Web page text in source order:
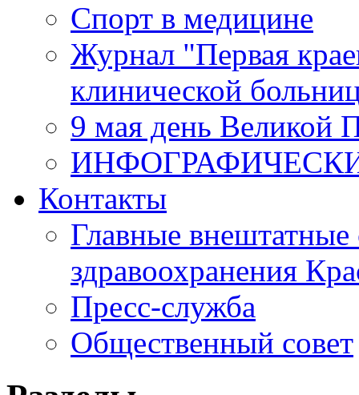
Спорт в медицине
Журнал "Первая
клинической
9 мая день Великой
Контакты
Главные внештатные
здравоохранения
Пресс-служба
Общественный совет